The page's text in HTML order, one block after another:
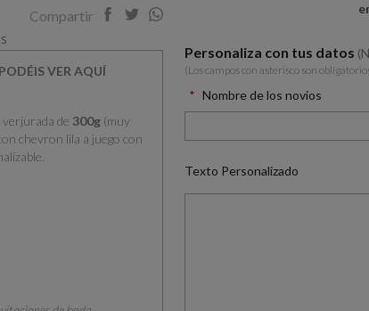
Compartir
VER AQUÍ
de 300g (muy
chevron lila a juego con
Personaliza con tus datos
(Los campos con asterísco son
Nombre de los novios
Texto Personalizado